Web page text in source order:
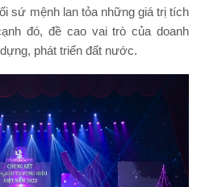
sứ mệnh lan tỏa những giá trị tích
đó, đề cao vai trò của doanh
phát triển đất nước.